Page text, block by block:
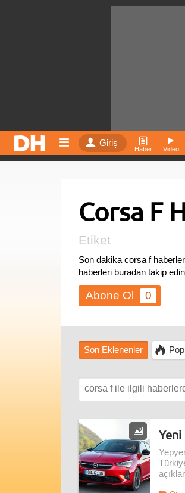
Giriş
Haber Video
Corsa F
Etiket
Son dakika corsa f
haberleri buradan takip
0
Son Eklenenler